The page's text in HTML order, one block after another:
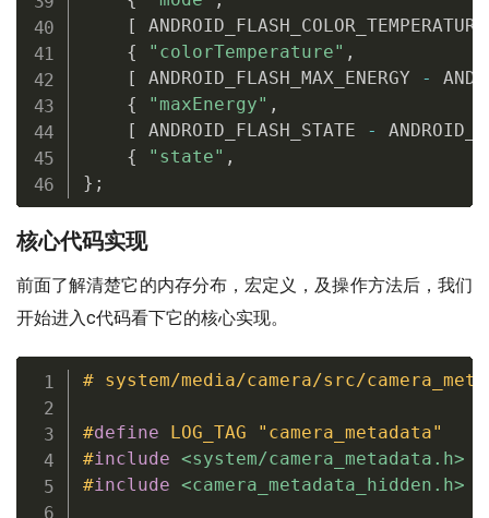
[
{
"colorTemperature" ,
[
ANDROID_FLASH_MAX_ENERGY -
{
"maxEnergy" ,
[
ANDROID_FLASH_STATE -
{
"state" ,
} ;
核心代码实现
前面了解清楚它的内存分布，宏定义，及操作方法后，我们
开始进入c代码看下它的核心实现。
# system/media/camera/src/
#define LOG_TAG "camera_metadata"
#include <system/camera_metadata.h>
#include <camera_metadata_hidden.h>